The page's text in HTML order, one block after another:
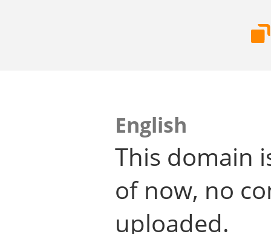
English
This domain
of now, no
uploaded.